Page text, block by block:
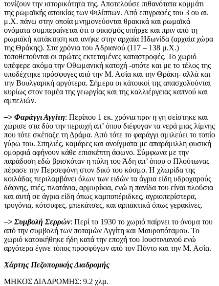
τονίζουν την ιστορικότητα της. Αποτελούσε πιθανότατα κομμάτι
της ρωμαϊκής αποικίας των Φιλίππων. Από επιγραφές του 3 ου αι.
μ.Χ. πάνω στην οποία μνημονεύονται θρακικά και ρωμαϊκά
ονόματα συμπεραίνεται ότι ο οικισμός υπήρχε και πριν από τη
ρωμαϊκή κατάκτηση και ανήκε στην αρχαία Ηδωνίδα (αρχαία χώρα
της Θράκης). Στα χρόνια του Αδριανού (117 – 138 μ.Χ.)
τοποθετούνται οι πρώτες εκτεταμένες καταστροφές. Το χωριό
υπέφερε ακόμα την Οθωμανική κατοχή -οπότε και με το τέλος της
υποδέχτηκε πρόσφυγες από την Μ. Ασία και την Θράκη- αλλά και
την Βουλγαρική αργότερα. Σήμερα οι κάτοικοί της απασχολούνται
κυρίως στον τομέα της γεωργίας και της καλλιέργειας καπνού και
αμπελιών.
–> Φαράγγι Αγγίτη: Περίπου 1 εκ. χρόνια πριν η γη σείστηκε και
χώρισε στα δύο την περιοχή απ’ όπου διέφυγαν τα νερά μιας λίμνης
που τότε σκέπαζε τη Δράμα. Από τότε το φαράγγι σμιλεύει το τοπίο
γύρω του. Σπηλιές, καμάρες και ανοίγματα με απαράμιλλη φυσική
ομορφιά αφήνουν κάθε επισκέπτη άφωνο. Σύμφωνα με την
παράδοση εδώ βρισκόταν η πύλη του Άδη απ’ όπου ο Πλούτωνας
πέρασε την Περσεφόνη στον δικό του κόσμο. Η χλωρίδα της
κοιλάδας περιλαμβάνει όλων των ειδών τα άγρια είδη υδροχαρούς
δάφνης, ιτιές, πλατάνια, αρμυρίκια, ενώ η πανίδα του είναι πλούσια
και αυτή σε άγρια είδη όπως καμποπέριδκες, αγριοπερίστερα,
τρυγόνια, κότσυφες, μπεκάτσες, και αρπακτικά όπως γερακίνες.
–> Συμβολή Σερρών: Περί το 1930 το χωριό παίρνει το όνομα του
από την συμβολή των ποταμών Αγγίτη και Μαυροπόταμου. Το
χωριό κατοικήθηκε ήδη κατά την εποχή του Ιουστινιανού ενώ
αργότερα έγινε τόπος προσφύγων από τον Πόντο και την Μ. Ασία.
Χάρτης Πεζοπορικής Διαδρομής
ΜΗΚΟΣ ΔΙΑΔΡΟΜΗΣ: 9.2 χλμ.